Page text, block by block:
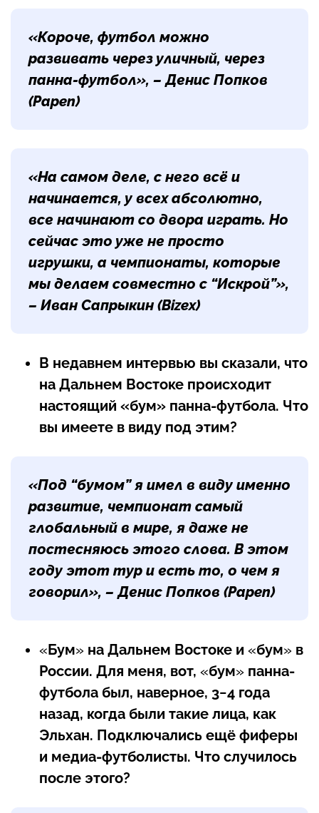
«Короче, футбол можно
развивать через уличный, через
панна-футбол», – Денис Попков
(Papen)
«На самом деле, с него всё и
начинается, у всех абсолютно,
все начинают со двора играть. Но
сейчас это уже не просто
игрушки, а чемпионаты, которые
мы делаем совместно с “Искрой”»,
– Иван Сапрыкин (Bizex)
В недавнем интервью вы сказали, что
на Дальнем Востоке происходит
настоящий «бум» панна-футбола. Что
вы имеете в виду под этим?
«Под “бумом” я имел в виду именно
развитие, чемпионат самый
глобальный в мире, я даже не
постесняюсь этого слова. В этом
году этот тур и есть то, о чем я
говорил», – Денис Попков (Papen)
«Бум» на Дальнем Востоке и «бум» в
России. Для меня, вот, «бум» панна-
футбола был, наверное, 3−4 года
назад, когда были такие лица, как
Эльхан. Подключались ещё фиферы
и медиа-футболисты. Что случилось
после этого?